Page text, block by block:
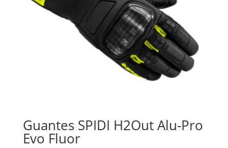
Guantes SPIDI H2Out Alu-Pro
Evo Fluor